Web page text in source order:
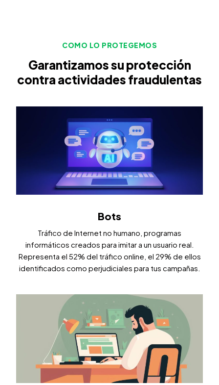
COMO LO PROTEGEMOS
Garantizamos su protección
contra actividades fraudulentas
Bots
Tráfico de Internet no humano, programas
informáticos creados para imitar a un usuario real.
Representa el 52% del tráfico online, el 29% de ellos
identificados como perjudiciales para tus campañas.